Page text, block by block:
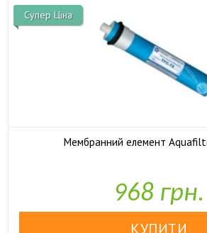
Супер Ціна
Мембранний елемент
968 грн.